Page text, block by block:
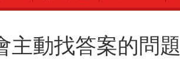
主動找答案的問題